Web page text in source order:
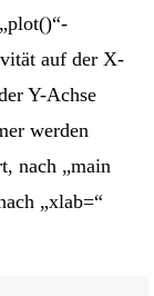
auf der X-
Y-Achse
werden
nach „main
„xlab=“